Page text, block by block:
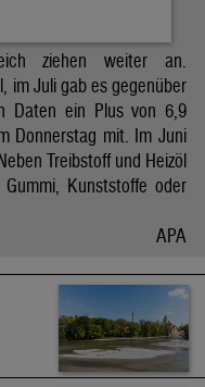
ziehen weiter an.
im Juli gab es gegenüber
Daten ein Plus von 6,9
Donnerstag mit. Im Juni
Treibstoff und Heizöl
Kunststoffe oder
APA